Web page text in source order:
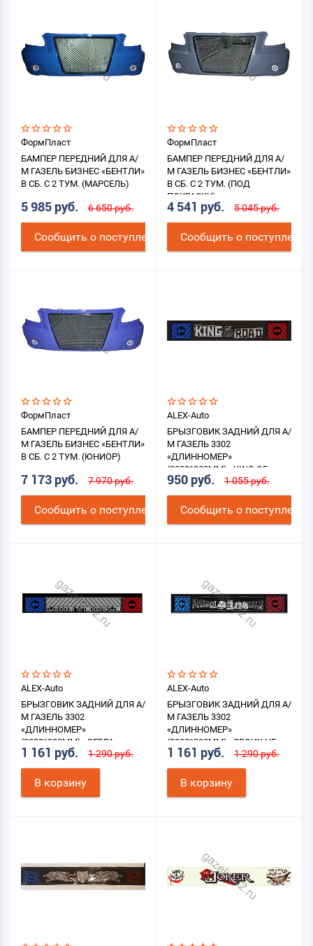
ФормПласт
БАМПЕР ПЕРЕДНИЙ ДЛЯ А/
М ГАЗЕЛЬ БИЗНЕС «БЕНТЛИ»
В СБ. С 2 ТУМ. (МАРСЕЛЬ)
5 985 руб. 6 650 руб.
Cообщить о поступлении
ФормПласт
БАМПЕР ПЕРЕДНИЙ ДЛЯ А/
М ГАЗЕЛЬ БИЗНЕС «БЕНТЛИ»
В СБ. С 2 ТУМ. (ПОД
ПОКРАСКУ)
4 541 руб. 5 045 руб.
Cообщить о поступлении
ФормПласт
БАМПЕР ПЕРЕДНИЙ ДЛЯ А/
М ГАЗЕЛЬ БИЗНЕС «БЕНТЛИ»
В СБ. С 2 ТУМ. (ЮНИОР)
7 173 руб. 7 970 руб.
Cообщить о поступлении
ALEX-Auto
БРЫЗГОВИК ЗАДНИЙ ДЛЯ А/
М ГАЗЕЛЬ 3302
«ДЛИННОМЕР»
(2000*300ММ) «KING OF
ROAD»
950 руб. 1 055 руб.
Cообщить о поступлении
ALEX-Auto
БРЫЗГОВИК ЗАДНИЙ ДЛЯ А/
М ГАЗЕЛЬ 3302
«ДЛИННОМЕР»
(2000*300ММ) «ЗЕБРА»
1 161 руб. 1 290 руб.
В корзину
ALEX-Auto
БРЫЗГОВИК ЗАДНИЙ ДЛЯ А/
М ГАЗЕЛЬ 3302
«ДЛИННОМЕР»
(2000*300ММ) «СВОИХ НЕ
БРОСАЕМ»
1 161 руб. 1 290 руб.
В корзину